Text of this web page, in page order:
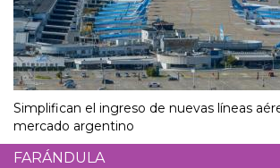
Simplifican el ingreso de nuevas líneas
mercado argentino
FARÁNDULA